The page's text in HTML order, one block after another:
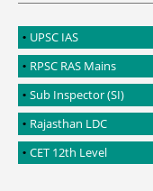
UPSC IAS
RPSC RAS Mains
Sub Inspector (SI)
Rajasthan LDC
CET 12th Level